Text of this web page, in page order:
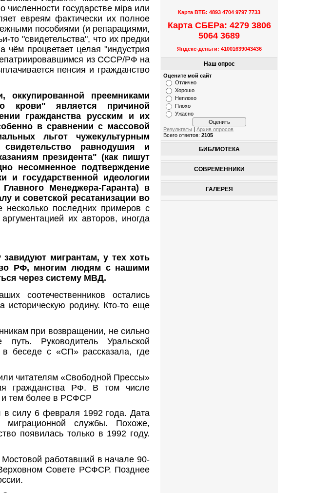
государстве мiра или
евреям фактически их полное
пособиями (и репарациями,
то "свидетельства", что их предки
чём процветает целая "индустрия
из СССР/РФ на
пенсия и гражданство
преемниками
крови" является причиной
гражданства русским и их
в сравнении с массовой
льгот чужекультурным
равнодушия и
президента" (как пишут
несомненное подтверждение
и государственной идеологии
Менеджера-Гаранта) в
и советской ресатанизации во
несколько последних примеров с
их авторов, иногда
мигрантам, у тех хоть
РФ, многим людям с нашими
через систему МВД.
соотечественников остались
историческую родину. Кто-то еще
при возвращении, не сильно
Руководитель Уральской
беседе с «СП» рассказала, где
читателям «Свободной Прессы»
гражданства РФ. В том числе
тем более в РСФСР
в силу 6 февраля 1992 года. Дата
миграционной службы. Похоже,
появилась только в 1992 году.
работавший в начале 90-
Совете РСФСР. Позднее
Карта ВТБ: 4893 4704 9797 7733
Карта СБЕРа: 4279 3806
5064 3689
Яндекс-деньги: 41001639043436
Наш опрос
Оцените мой сайт
Отлично
Хорошо
Неплохо
Плохо
Ужасно
Результаты |Архив опросов
Всего ответов:2105
БИБЛИОТЕКА
СОВРЕМЕННИКИ
ГАЛЕРЕЯ